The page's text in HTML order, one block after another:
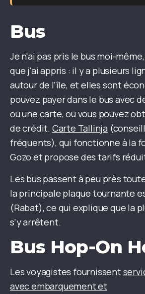
Bus
Je n'ai pas pris le bus moi-
que j'ai appris : il y a plusieurs
autour de l'île, et elles sont
pouvez payer dans le bus avec
ou une carte, ou vous pouvez
de crédit. Carte Tallinja
fréquents), qui fonctionne à la
Gozo et propose des tarifs
Les bus passent à peu près
la principale plaque tournante
(Rabat), ce qui explique que la
s'y arrêtent.
Bus Hop-On
Les voyagistes fournissent
avec embarquement et